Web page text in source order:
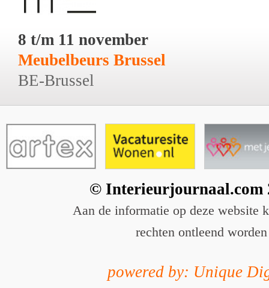
8 t/m 11 november
Meubelbeurs Brussel
BE-Brussel
© Interieurjournaal.com
Aan de informatie op deze website
rechten ontleend worden
powered by: Unique